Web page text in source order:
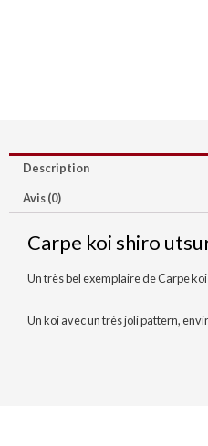
Description
Avis (0)
Carpe koi shiro
Un très bel exemplaire de Carpe
Un koi avec un très joli pattern,